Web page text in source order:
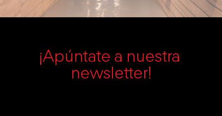
¡Apúntate a nuestra
newsletter!